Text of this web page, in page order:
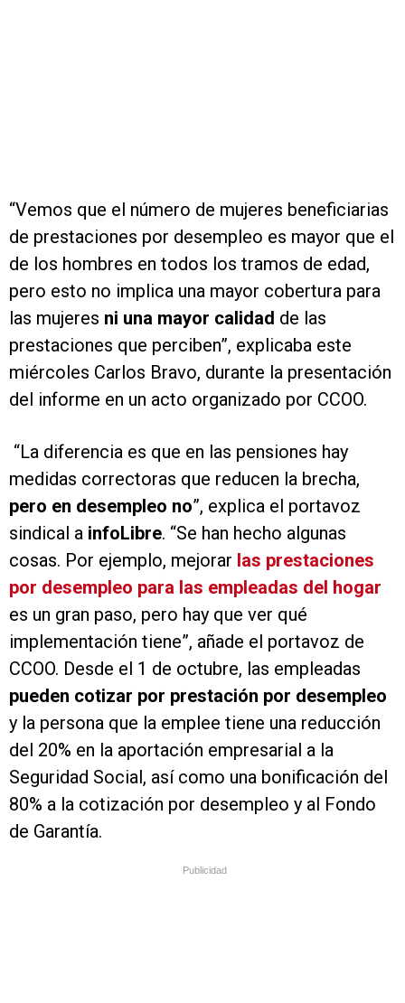
“Vemos que el número de mujeres beneficiarias
de prestaciones por desempleo es mayor que el
de los hombres en todos los tramos de edad,
pero esto no implica una mayor cobertura para
las mujeres ni una mayor calidad de las
prestaciones que perciben”, explicaba este
miércoles Carlos Bravo, durante la presentación
del informe en un acto organizado por CCOO.
“La diferencia es que en las pensiones hay
medidas correctoras que reducen la brecha,
pero en desempleo no”, explica el portavoz
sindical a infoLibre. “Se han hecho algunas
cosas. Por ejemplo, mejorar las prestaciones
por desempleo para las empleadas del hogar
es un gran paso, pero hay que ver qué
implementación tiene”, añade el portavoz de
CCOO. Desde el 1 de octubre, las empleadas
pueden cotizar por prestación por desempleo
y la persona que la emplee tiene una reducción
del 20% en la aportación empresarial a la
Seguridad Social, así como una bonificación del
80% a la cotización por desempleo y al Fondo
de Garantía.
Publicidad